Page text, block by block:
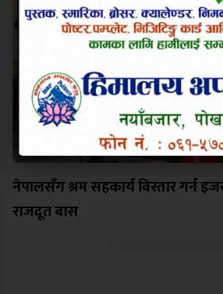
नेपालसँग श्रम सहकार्य विस्तार गर्न
राजदूत बास